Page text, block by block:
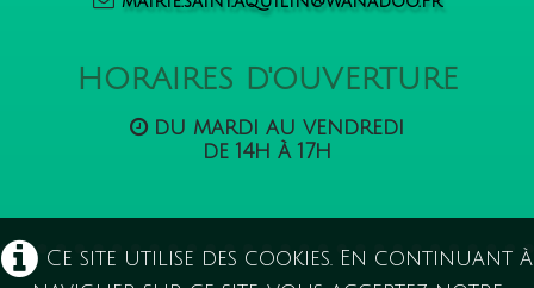
HORAIRES D'OUVERTURE
du mardi au vendredi
de 14h à 17h
Ce site utilise des cookies. En continuant à